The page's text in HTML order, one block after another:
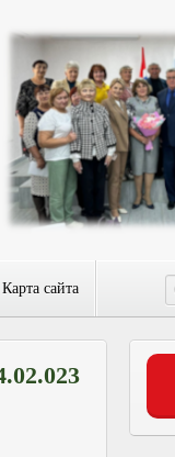
Карта сайта